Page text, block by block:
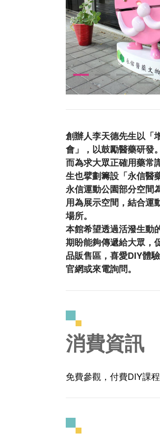
創辦人李天德先生以「
會」，以鼓勵醫藥研發。
而為求大眾正確用藥常
生也擘劃籌設「永信醫
永信運動公園部分空間
用為展示空間，結合運
場所。
本館希望透過活潑生動
期盼能夠傳遞給大眾，
品販售區，喜愛DIY體
官網或來電詢問。
消費資訊
免費參觀，付費DIY課